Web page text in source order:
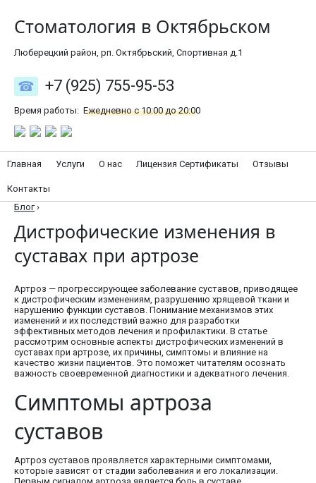
Стоматология в Октябрьском
Люберецкий район, рп. Октябрьский, Спортивная д.1
+7 (925) 755-95-53
Время работы: Ежедневно с 10:00 до 20:00
Главная Услуги О нас Лицензия Сертификаты Отзывы
Контакты
Блог ›
Дистрофические изменения в
суставах при артрозе
Артроз — прогрессирующее заболевание суставов, приводящее
к дистрофическим изменениям, разрушению хрящевой ткани и
нарушению функции суставов. Понимание механизмов этих
изменений и их последствий важно для разработки
эффективных методов лечения и профилактики. В статье
рассмотрим основные аспекты дистрофических изменений в
суставах при артрозе, их причины, симптомы и влияние на
качество жизни пациентов. Это поможет читателям осознать
важность своевременной диагностики и адекватного лечения.
Симптомы артроза
суставов
Артроз суставов проявляется характерными симптомами,
которые зависят от стадии заболевания и его локализации.